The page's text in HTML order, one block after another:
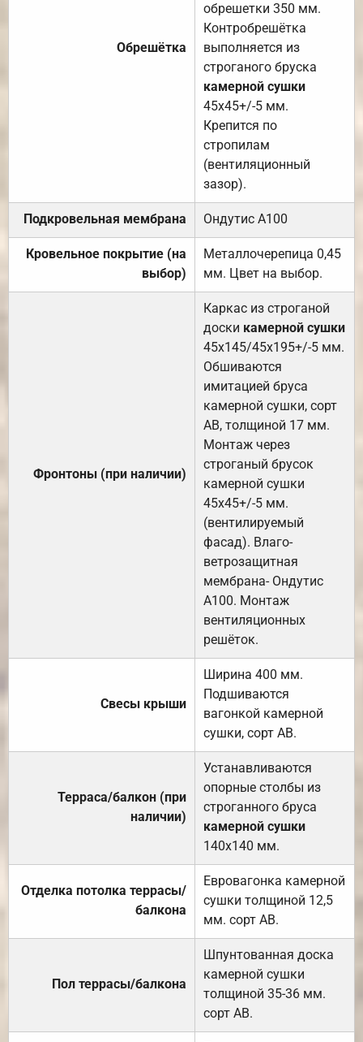
Обрешётка
обрешетки 350 мм.
Контробрешётка
выполняется из
строганого бруска
камерной сушки
45х45+/-5 мм.
Крепится по
стропилам
(вентиляционный
зазор).
Подкровельная мембрана Ондутис А100
Кровельное покрытие (на
выбор)
Металлочерепица 0,45
мм. Цвет на выбор.
Фронтоны (при наличии)
Каркас из строганой
доски камерной сушки
45х145/45х195+/-5 мм.
Обшиваются
имитацией бруса
камерной сушки, сорт
АВ, толщиной 17 мм.
Монтаж через
строганый брусок
камерной сушки
45х45+/-5 мм.
(вентилируемый
фасад). Влаго-
ветрозащитная
мембрана- Ондутис
А100. Монтаж
вентиляционных
решёток.
Свесы крыши
Ширина 400 мм.
Подшиваются
вагонкой камерной
сушки, сорт АВ.
Терраса/балкон (при
наличии)
Устанавливаются
опорные столбы из
строганного бруса
камерной сушки
140х140 мм.
Отделка потолка террасы/
балкона
Евровагонка камерной
сушки толщиной 12,5
мм. сорт АВ.
Пол террасы/балкона
Шпунтованная доска
камерной сушки
толщиной 35-36 мм.
сорт АВ.